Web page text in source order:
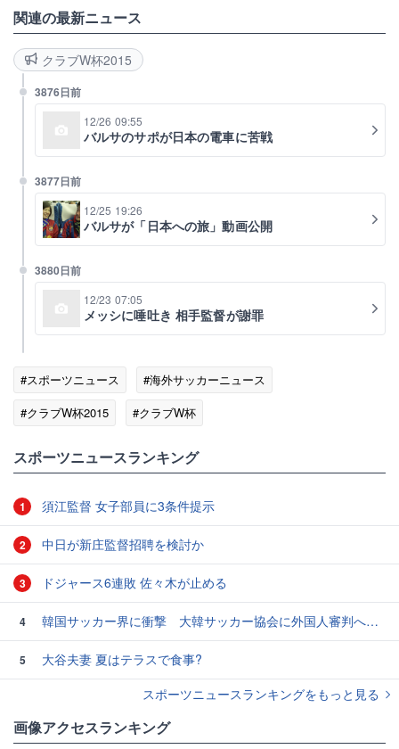
関連の最新ニュース
クラブW杯2015
3876日前
12/26 09:55
バルサのサポが日本の電車に苦戦
3877日前
12/25 19:26
バルサが「日本への旅」動画公開
3880日前
12/23 07:05
メッシに唾吐き 相手監督が謝罪
#スポーツニュース
#海外サッカーニュース
#クラブW杯2015
#クラブW杯
スポーツニュースランキング
1 須江監督 女子部員に3条件提示
2 中日が新庄監督招聘を検討か
3 ドジャース6連敗 佐々木が止める
4 韓国サッカー界に衝撃 大韓サッカー協会に外国人審判への“性的接待”疑惑 韓国メディアが報道
5
大谷夫妻 夏はテラスで食事?
スポーツニュースランキングをもっと見る
画像アクセスランキング